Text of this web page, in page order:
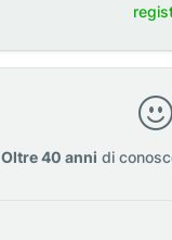
Oltre 40 anni di